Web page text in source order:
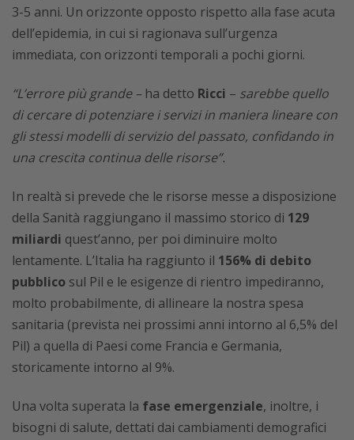
3-5 anni. Un orizzonte opposto rispetto alla fase acuta
dell’epidemia, in cui si ragionava sull’urgenza
immediata, con orizzonti temporali a pochi giorni.
“L’errore più grande – ha detto Ricci – sarebbe quello
di cercare di potenziare i servizi in maniera lineare con
gli stessi modelli di servizio del passato, confidando in
una crescita continua delle risorse”.
In realtà si prevede che le risorse messe a disposizione
della Sanità raggiungano il massimo storico di 129
miliardi quest’anno, per poi diminuire molto
lentamente. L’Italia ha raggiunto il 156% di debito
pubblico sul Pil e le esigenze di rientro impediranno,
molto probabilmente, di allineare la nostra spesa
sanitaria (prevista nei prossimi anni intorno al 6,5% del
Pil) a quella di Paesi come Francia e Germania,
storicamente intorno al 9%.
Una volta superata la fase emergenziale, inoltre, i
bisogni di salute, dettati dai cambiamenti demografici